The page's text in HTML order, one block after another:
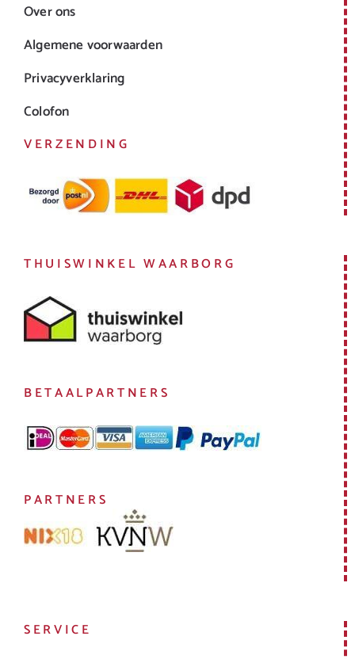
Over ons
Algemene voorwaarden
Privacyverklaring
Colofon
VERZENDING
THUISWINKEL WAARBORG
BETAALPARTNERS
PARTNERS
SERVICE